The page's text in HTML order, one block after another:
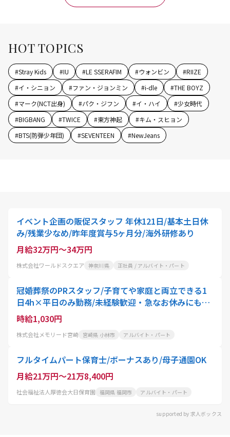
HOT TOPICS
#Stray Kids #IU #LE SSERAFIM #ウォンビン #RIIZE
#イ・シニョン #ファン・ジョンミン #i-dle #THE BOYZ
#マーク(NCT出身) #パク・ジフン #イ・ハイ #少女時代
#BIGBANG #TWICE #東方神起 #キム・スヒョン
#BTS(防弾少年団) #SEVENTEEN #NewJeans
イベント企画の販促スタッフ 年休121日/基本土日休
み/残業少なめ/昨年度賞与5ヶ月分/海外研修あり
月給32万円～34万円
株式会社ワールドスクエア 神奈川県 正社員 / アルバイト・パート
冠婚葬祭のPRスタッフ/子育てや家庭と両立できる1
日4h×平日のみ勤務/未経験歓迎・急なお休みにも柔
軟対応
時給1,030円
株式会社メモリード宮崎 宮崎県 小林市 アルバイト・パート
フルタイムパート保育士/ボーナスあり/母子通園OK
月給21万円～21万8,400円
社会福祉法人厚徳会大日保育園 福岡県 福岡市 アルバイト・パート
supported by 求人ボックス